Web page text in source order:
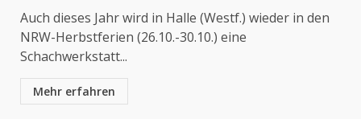
Auch dieses Jahr wird in Halle (Westf.) wieder in den
NRW-Herbstferien (26.10.-30.10.) eine
Schachwerkstatt...
Mehr erfahren